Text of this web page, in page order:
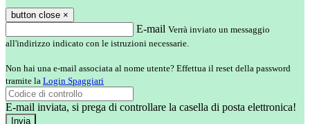
button close ×
E-mail Verrà inviato un messaggio
all'indirizzo indicato con le istruzioni necessarie.
Non hai una e-mail associata al nome utente? Effettua il reset della password
tramite la Login Spaggiari
E-mail inviata, si prega di controllare la casella di posta elettronica!